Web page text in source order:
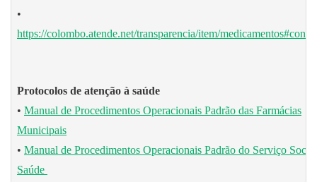
•
https://colombo.atende.net/transparencia/item/
Protocolos de atenção à saúde
• Manual de Procedimentos Operacionais Padrão das Farmácias
Municipais
• Manual de Procedimentos Operacionais Padrão do Serviço
Saúde